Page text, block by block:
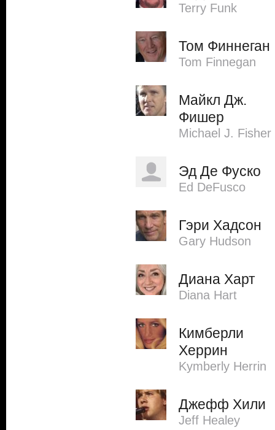
Terry Funk
Том Финнеган
Tom Finnegan
Майкл Дж.
Фишер
Michael J. Fisher
Эд Де Фуско
Ed DeFusco
Гэри Хадсон
Gary Hudson
Диана Харт
Diana Hart
Кимберли
Херрин
Kymberly Herrin
Джефф Хили
Jeff Healey